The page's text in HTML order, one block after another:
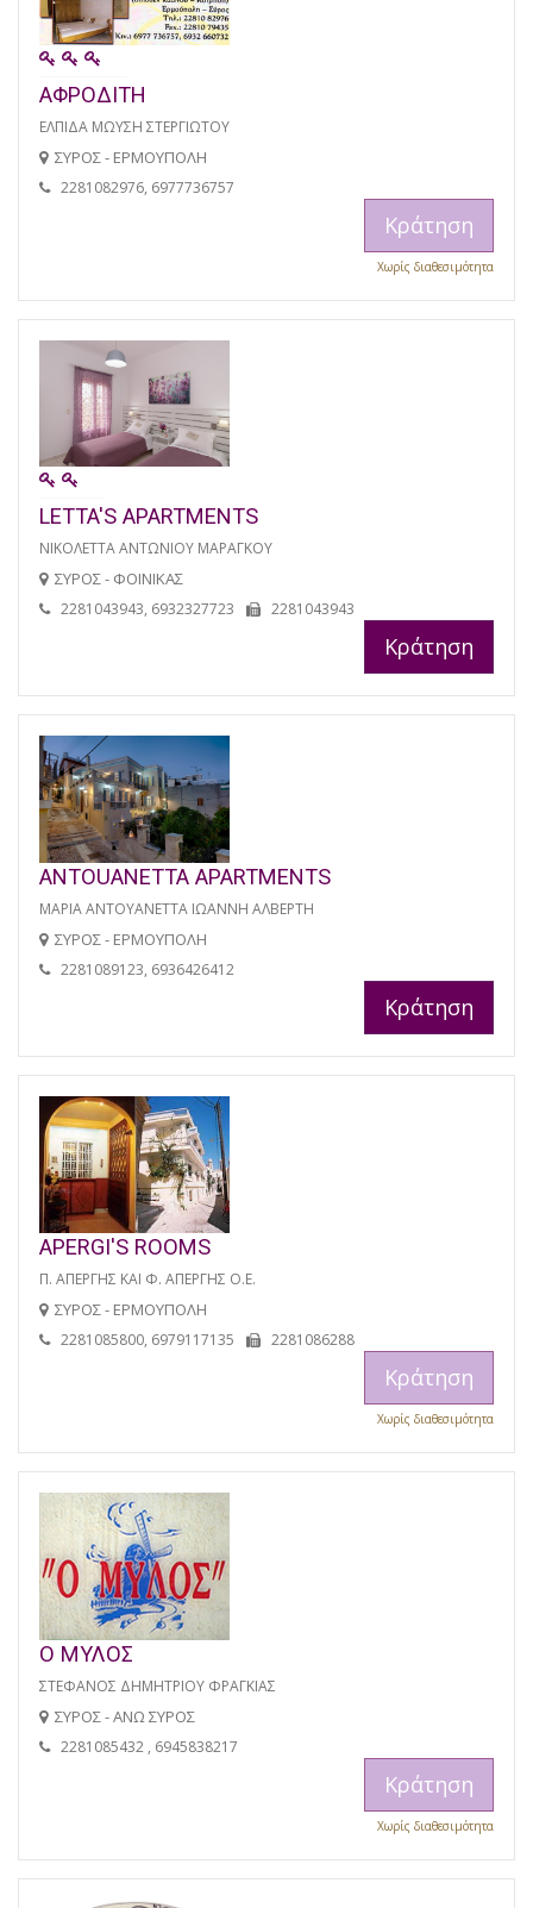
ΑΦΡΟΔΙΤΗ
ΕΛΠΙΔΑ ΜΩΥΣΗ ΣΤΕΡΓΙΩΤΟΥ
ΣΥΡΟΣ - ΕΡΜΟΥΠΟΛΗ
2281082976, 6977736757
Κράτηση
Χωρίς διαθεσιμότητα
LETTA'S APARTMENTS
ΝΙΚΟΛΕΤΤΑ ΑΝΤΩΝΙΟΥ ΜΑΡΑΓΚΟΥ
ΣΥΡΟΣ - ΦΟΙΝΙΚΑΣ
2281043943, 6932327723 2281043943
Κράτηση
ANTOUANETTA APARTMENTS
ΜΑΡΙΑ ΑΝΤΟΥΑΝΕΤΤΑ ΙΩΑΝΝΗ ΑΛΒΕΡΤΗ
ΣΥΡΟΣ - ΕΡΜΟΥΠΟΛΗ
2281089123, 6936426412
Κράτηση
APERGI'S ROOMS
Π. ΑΠΕΡΓΗΣ ΚΑΙ Φ. ΑΠΕΡΓΗΣ Ο.Ε.
ΣΥΡΟΣ - ΕΡΜΟΥΠΟΛΗ
2281085800, 6979117135 2281086288
Κράτηση
Χωρίς διαθεσιμότητα
Ο ΜΥΛΟΣ
ΣΤΕΦΑΝΟΣ ΔΗΜΗΤΡΙΟΥ ΦΡΑΓΚΙΑΣ
ΣΥΡΟΣ - ΑΝΩ ΣΥΡΟΣ
2281085432 , 6945838217
Κράτηση
Χωρίς διαθεσιμότητα